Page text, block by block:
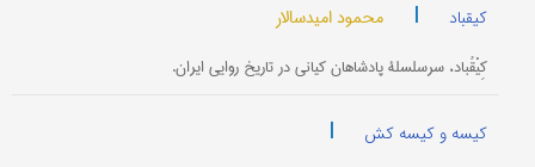
کیقباد | محمود امیدسالار
کِیْقُباد، سرسلسلۀ پادشاهان کیانی در تاریخ روایی ایران.
کیسه و کیسه کش |